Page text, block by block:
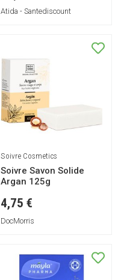
Atida - Santediscount
Soivre Cosmetics
Soivre Savon Solide
Argan 125g
4,75 €
DocMorris